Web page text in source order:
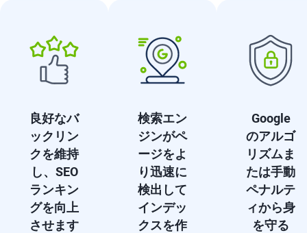
良好なバ
ックリン
クを維持
し、SEO
ランキン
グを向上
させます
検索エン
ジンがペ
ージをよ
り迅速に
検出して
インデッ
クスを作
Google
のアルゴ
リズムま
たは手動
ペナルテ
ィから身
を守る